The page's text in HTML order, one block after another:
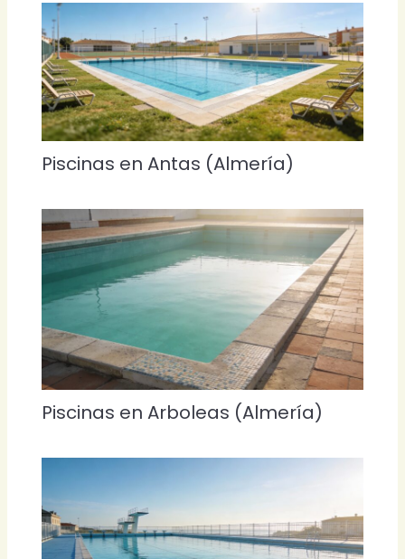
Piscinas en Antas (Almería)
Piscinas en Arboleas (Almería)